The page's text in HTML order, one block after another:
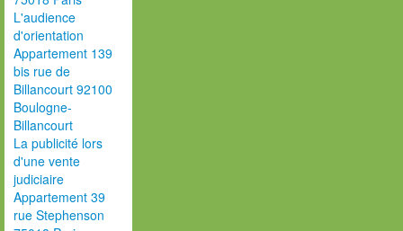
L'audience
d'orientation
Appartement 139
bis rue de
Billancourt 92100
Boulogne-
Billancourt
La publicité lors
d'une vente
judiciaire
Appartement 39
rue Stephenson